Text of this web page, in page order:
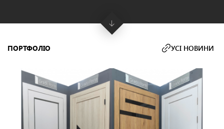
ПОРТФОЛІО УСІ НОВИНИ